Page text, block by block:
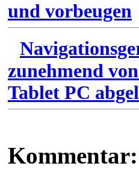
und vorbeugen
zunehmend
Tablet PC
Kommentar: